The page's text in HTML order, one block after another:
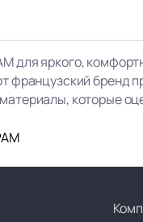
для яркого,
французский бренд
которые